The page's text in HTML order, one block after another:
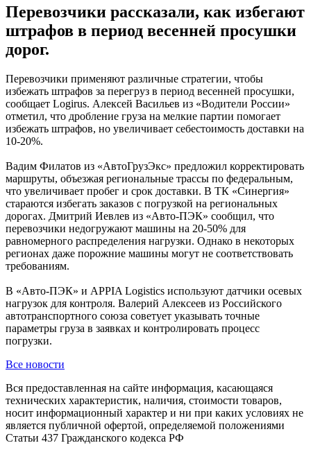
Перевозчики рассказали, как избегают
штрафов в период весенней просушки
дорог.
Перевозчики применяют различные стратегии, чтобы
избежать штрафов за перегруз в период весенней просушки,
сообщает Logirus. Алексей Васильев из «Водители России»
отметил, что дробление груза на мелкие партии помогает
избежать штрафов, но увеличивает себестоимость доставки на
10-20%.
Вадим Филатов из «АвтоГрузЭкс» предложил корректировать
маршруты, объезжая региональные трассы по федеральным,
что увеличивает пробег и срок доставки. В ТК «Синергия»
стараются избегать заказов с погрузкой на региональных
дорогах. Дмитрий Иевлев из «Авто-ПЭК» сообщил, что
перевозчики недогружают машины на 20-50% для
равномерного распределения нагрузки. Однако в некоторых
регионах даже порожние машины могут не соответствовать
требованиям.
В «Авто-ПЭК» и APPIA Logistics используют датчики осевых
нагрузок для контроля. Валерий Алексеев из Российского
автотранспортного союза советует указывать точные
параметры груза в заявках и контролировать процесс
погрузки.
Все новости
Вся предоставленная на сайте информация, касающаяся
технических характеристик, наличия, стоимости товаров,
носит информационный характер и ни при каких условиях не
является публичной офертой, определяемой положениями
Статьи 437 Гражданского кодекса РФ